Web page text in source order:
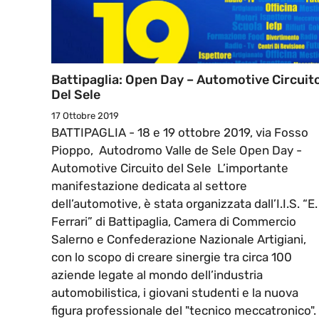
Battipaglia: Open Day – Automotive
Del Sele
17 Ottobre 2019
BATTIPAGLIA - 18 e 19 ottobre 2019, via Fosso
Pioppo, Autodromo Valle de Sele Open Day -
Automotive Circuito del Sele L’importante
manifestazione dedicata al settore
dell’automotive, è stata organizzata dall’I.I.S. “E.
Ferrari” di Battipaglia, Camera di Commercio
Salerno e Confederazione Nazionale Artigiani,
con lo scopo di creare sinergie tra circa 100
aziende legate al mondo dell’industria
automobilistica, i giovani studenti e la nuova
figura professionale del "tecnico meccatronico".